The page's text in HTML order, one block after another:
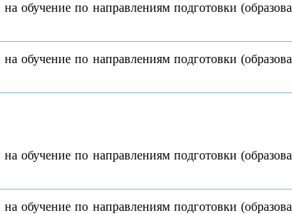
обучение по направлениям подготовки
обучение по направлениям подготовки
обучение по направлениям подготовки
обучение по направлениям подготовки